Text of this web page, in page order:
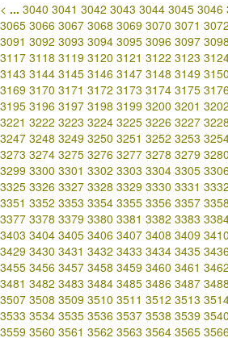
< ... 3040 3041 3042 3043 3044 3045 3046
3065 3066 3067 3068 3069 3070 3071 3072
3091 3092 3093 3094 3095 3096 3097 3098
3117 3118 3119 3120 3121 3122 3123
3143 3144 3145 3146 3147 3148 3149 3150
3169 3170 3171 3172 3173 3174 3175
3195 3196 3197 3198 3199 3200 3201 3202
3221 3222 3223 3224 3225 3226 3227 3228
3247 3248 3249 3250 3251 3252 3253
3273 3274 3275 3276 3277 3278 3279 3280
3299 3300 3301 3302 3303 3304 3305
3325 3326 3327 3328 3329 3330 3331 3332
3351 3352 3353 3354 3355 3356 3357 3358
3377 3378 3379 3380 3381 3382 3383
3403 3404 3405 3406 3407 3408 3409 3410
3429 3430 3431 3432 3433 3434 3435
3455 3456 3457 3458 3459 3460 3461 3462
3481 3482 3483 3484 3485 3486 3487 3488
3507 3508 3509 3510 3511 3512 3513
3533 3534 3535 3536 3537 3538 3539 3540
3559 3560 3561 3562 3563 3564 3565